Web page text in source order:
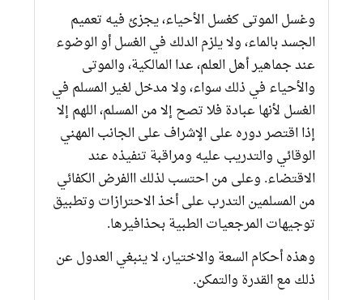
وغسل الموتى كغسل الأحياء، يجزئ فيه تعميم
الجسد بالماء، ولا يلزم الدلك في الغسل أو الوضوء
عند جماهير أهل العلم، عدا المالكية، والموتى
والأحياء في ذلك سواء، ولا مدخل لغير المسلم في
الغسل لأنها عبادة فلا تصح إلا من المسلم، اللهم إلا
إذا اقتصر دوره على الإشراف على الجانب المهني
الوقائي والتدريب عليه ومراقبة تنفيذه عند
الاقتضاء. وعلى من احتسب لذلك االفرض الكفائي
من المسلمين التدرب على أخذ الاحترازات وتطبيق
توجيهات المرجعيات الطبية بحذافيرها.
وهذه أحكام السعة والاختيار، لا ينبغي العدول عن
ذلك مع القدرة والتمكن.